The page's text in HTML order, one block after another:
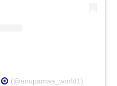
(@anupamaa_world1)